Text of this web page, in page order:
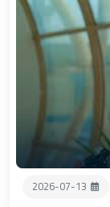
2026-07-13